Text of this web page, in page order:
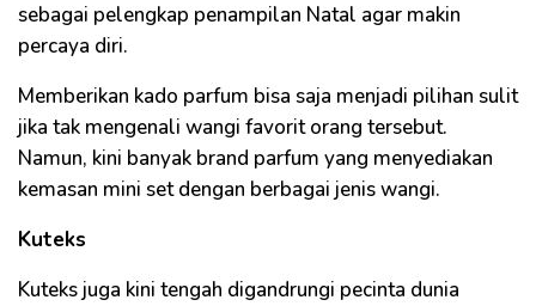
sebagai pelengkap penampilan Natal agar makin
percaya diri.
Memberikan kado parfum bisa saja menjadi pilihan sulit
jika tak mengenali wangi favorit orang tersebut.
Namun, kini banyak brand parfum yang menyediakan
kemasan mini set dengan berbagai jenis wangi.
Kuteks
Kuteks juga kini tengah digandrungi pecinta dunia